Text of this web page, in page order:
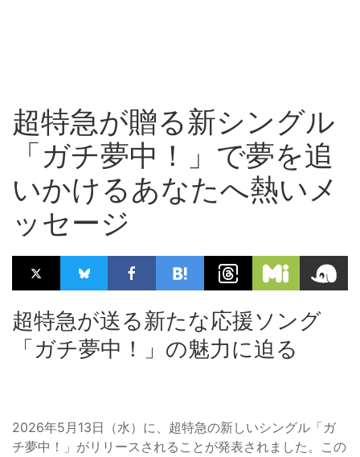
超特急が贈る新シングル
「ガチ夢中！」で夢を追
いかけるあなたへ熱いメ
ッセージ
超特急が送る新たな応援ソング
「ガチ夢中！」の魅力に迫る
2026年5月13日（水）に、超特急の新しいシングル「ガ
チ夢中！」がリリースされることが発表されました。この